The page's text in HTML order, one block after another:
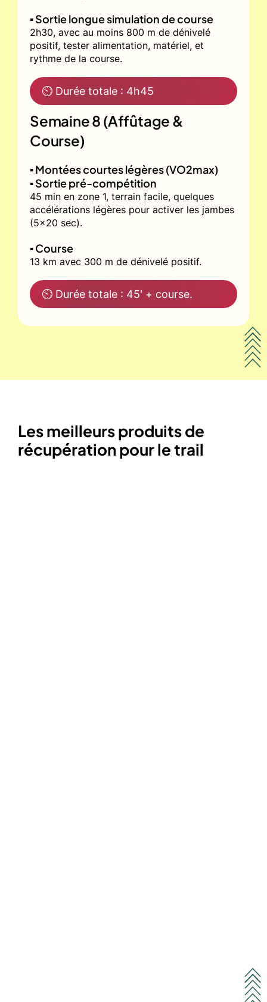
▪️ Sortie longue simulation de course
2h30, avec au moins 800 m de dénivelé
positif, tester alimentation, matériel, et
rythme de la course.
⏲ Durée totale : 4h45
Semaine 8 (Affûtage &
Course)
▪️ Montées courtes légères (VO2max)
▪️ Sortie pré-compétition
45 min en zone 1, terrain facile, quelques
accélérations légères pour activer les jambes
(5x20 sec).
▪️ Course
13 km avec 300 m de dénivelé positif.
⏲ Durée totale : 45' + course.
Les meilleurs produits de
récupération pour le trail